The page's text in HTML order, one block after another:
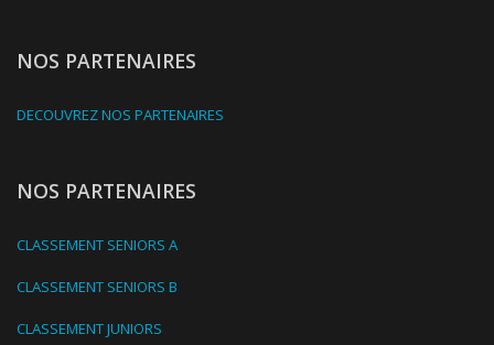
NOS PARTENAIRES
DECOUVREZ NOS PARTENAIRES
NOS PARTENAIRES
CLASSEMENT SENIORS A
CLASSEMENT SENIORS B
CLASSEMENT JUNIORS